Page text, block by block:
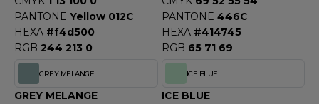
ONE TOWELLING
PANTONE Yellow 012C
HEXA #f4d500
RGB 244 213 0
PANTONE 446C
HEXA #414745
RGB 65 71 69
GREY MELANGE
GREY MELANGE
ICE BLUE
ICE BLUE